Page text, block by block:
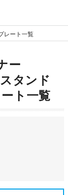
レート一覧
ー
タンド
ト一覧